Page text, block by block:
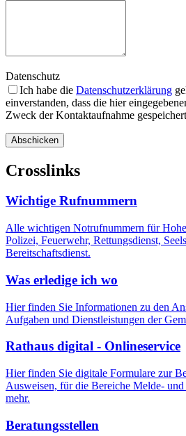
Datenschutz
Ich habe die Datenschutzerklärung
einverstanden, dass die hier
Zweck der Kontaktaufnahme
Abschicken
Crosslinks
Wichtige Rufnummern
Alle wichtigen Notrufnummern für
Polizei, Feuerwehr, Rettungsdienst,
Bereitschaftsdienst.
Was erledige ich wo
Hier finden Sie Informationen zu den
Aufgaben und Dienstleistungen der
Rathaus digital - Onlineservice
Hier finden Sie digitale Formulare zur
Ausweisen, für die Bereiche Melde-
mehr.
Beratungsstellen